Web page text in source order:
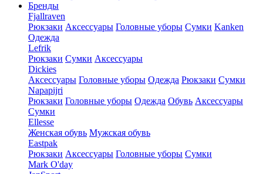
Бренды
Fjallraven
Рюкзаки Аксессуары Головные уборы Сумки Kanken
Одежда
Lefrik
Рюкзаки Сумки Аксессуары
Dickies
Аксессуары Головные уборы Одежда Рюкзаки Сумки
Napapijri
Рюкзаки Головные уборы Одежда Обувь Аксессуары
Сумки
Ellesse
Женская обувь Мужская обувь
Eastpak
Рюкзаки Аксессуары Головные уборы Сумки
Mark O'day